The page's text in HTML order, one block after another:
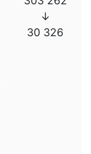
↓
30 326